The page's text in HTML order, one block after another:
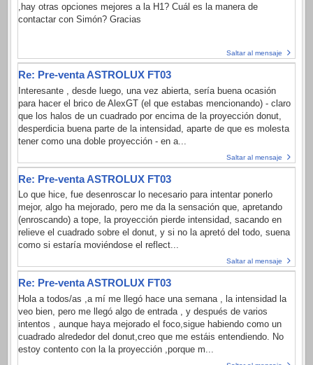
,hay otras opciones mejores a la H1? Cuál es la manera de
contactar con Simón? Gracias
Saltar al mensaje
Re: Pre-venta ASTROLUX FT03
Interesante , desde luego, una vez abierta, sería buena ocasión
para hacer el brico de AlexGT (el que estabas mencionando) - claro
que los halos de un cuadrado por encima de la proyección donut,
desperdicia buena parte de la intensidad, aparte de que es molesta
tener como una doble proyección - en a...
Saltar al mensaje
Re: Pre-venta ASTROLUX FT03
Lo que hice, fue desenroscar lo necesario para intentar ponerlo
mejor, algo ha mejorado, pero me da la sensación que, apretando
(enroscando) a tope, la proyección pierde intensidad, sacando en
relieve el cuadrado sobre el donut, y si no la apretó del todo, suena
como si estaría moviéndose el reflect...
Saltar al mensaje
Re: Pre-venta ASTROLUX FT03
Hola a todos/as ,a mí me llegó hace una semana , la intensidad la
veo bien, pero me llegó algo de entrada , y después de varios
intentos , aunque haya mejorado el foco,sigue habiendo como un
cuadrado alrededor del donut,creo que me estáis entendiendo. No
estoy contento con la la proyección ,porque m...